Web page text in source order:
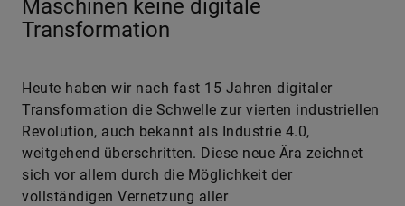
Maschinen keine digitale
Transformation
Heute haben wir nach fast 15 Jahren digitaler
Transformation die Schwelle zur vierten industriellen
Revolution, auch bekannt als Industrie 4.0,
weitgehend überschritten. Diese neue Ära zeichnet
sich vor allem durch die Möglichkeit der
vollständigen Vernetzung aller